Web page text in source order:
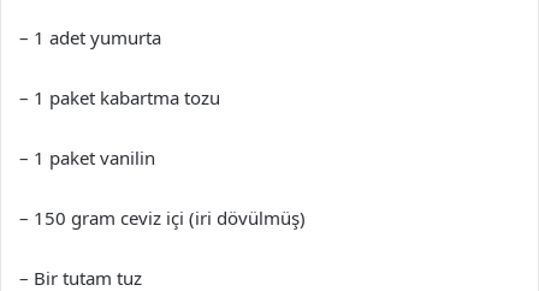
– 1 adet yumurta
– 1 paket kabartma tozu
– 1 paket vanilin
– 150 gram ceviz içi (iri dövülmüş)
– Bir tutam tuz